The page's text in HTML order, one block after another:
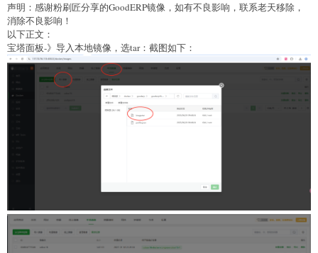
声明：感谢粉刷匠分享的GoodERP镜像，如有不良影响，联系老天移除，
消除不良影响！
以下正文：
宝塔面板-》导入本地镜像，选tar：截图如下：